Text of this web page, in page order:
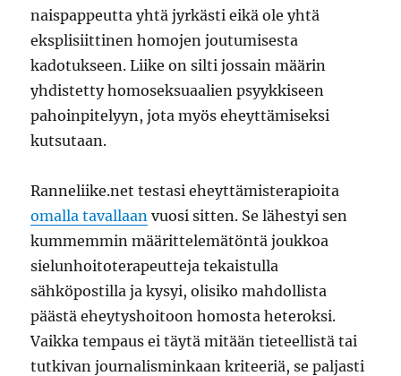
naispappeutta yhtä jyrkästi eikä ole yhtä
eksplisiittinen homojen joutumisesta
kadotukseen. Liike on silti jossain määrin
yhdistetty homoseksuaalien psyykkiseen
pahoinpitelyyn, jota myös eheyttämiseksi
kutsutaan.
Ranneliike.net testasi eheyttämisterapioita
omalla tavallaan vuosi sitten. Se lähestyi sen
kummemmin määrittelemätöntä joukkoa
sielunhoitoterapeutteja tekaistulla
sähköpostilla ja kysyi, olisiko mahdollista
päästä eheytyshoitoon homosta heteroksi.
Vaikka tempaus ei täytä mitään tieteellistä tai
tutkivan journalisminkaan kriteeriä, se paljasti